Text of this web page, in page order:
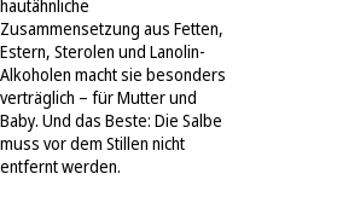
hautähnliche
Zusammensetzung aus Fetten,
Estern, Sterolen und Lanolin-
Alkoholen macht sie besonders
verträglich – für Mutter und
Baby. Und das Beste: Die Salbe
muss vor dem Stillen nicht
entfernt werden.